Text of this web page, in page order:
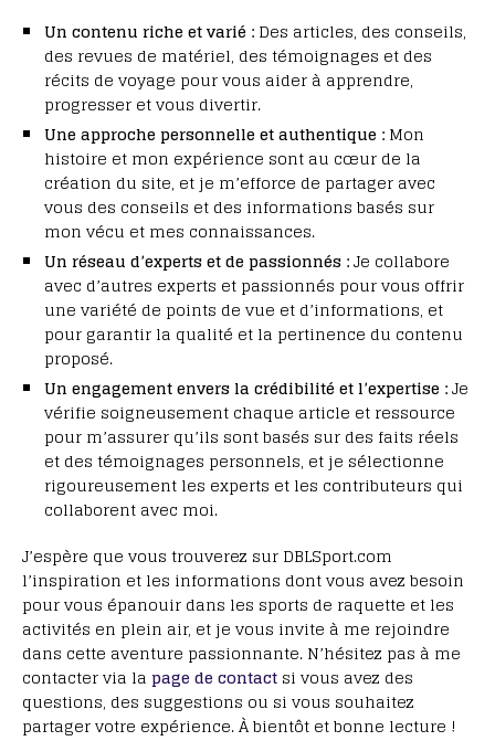
Un contenu riche et varié : Des articles, des conseils,
des revues de matériel, des témoignages et des
récits de voyage pour vous aider à apprendre,
progresser et vous divertir.
Une approche personnelle et authentique : Mon
histoire et mon expérience sont au cœur de la
création du site, et je m’efforce de partager avec
vous des conseils et des informations basés sur
mon vécu et mes connaissances.
Un réseau d’experts et de passionnés :Je collabore
avec d’autres experts et passionnés pour vous offrir
une variété de points de vue et d’informations, et
pour garantir la qualité et la pertinence du contenu
proposé.
Un engagement envers la crédibilité et l’expertise :Je
vérifie soigneusement chaque article et ressource
pour m’assurer qu’ils sont basés sur des faits réels
et des témoignages personnels, et je sélectionne
rigoureusement les experts et les contributeurs qui
collaborent avec moi.
J’espère que vous trouverez sur DBLSport.com
l’inspiration et les informations dont vous avez besoin
pour vous épanouir dans les sports de raquette et les
activités en plein air, et je vous invite à me rejoindre
dans cette aventure passionnante. N’hésitez pas à me
contacter via la page de contact si vous avez des
questions, des suggestions ou si vous souhaitez
partager votre expérience. À bientôt et bonne lecture !